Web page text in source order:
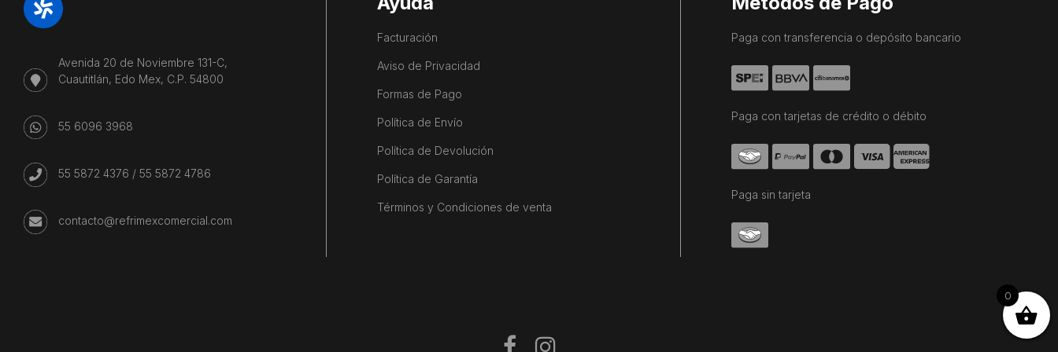
Avenida 20 de Noviembre 131-C,
Cuautitlán, Edo Mex, C.P. 54800
55 6096 3968
55 5872 4376 / 55 5872 4786
contacto@refrimexcomercial.com
Facturación
Aviso de Privacidad
Formas de Pago
Política de Envío
Política de Devolución
Política de Garantía
Términos y Condiciones de venta
Paga con transferencia o depósito bancario
Paga con tarjetas de crédito o débito
Paga sin tarjeta
0